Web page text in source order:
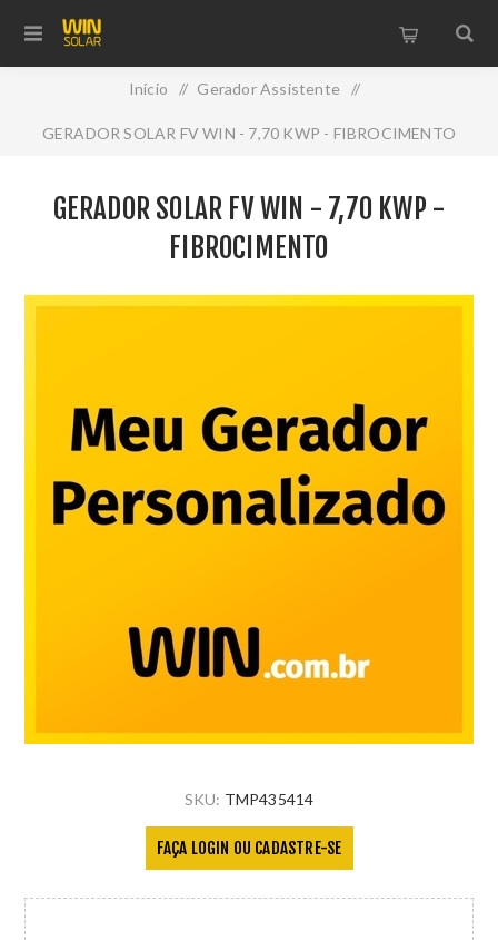
Início / Gerador Assistente /
GERADOR SOLAR FV WIN - 7,70 KWP - FIBROCIMENTO
GERADOR SOLAR FV WIN - 7,70 KWP -
FIBROCIMENTO
SKU: TMP435414
FAÇA LOGIN OU CADASTRE-SE